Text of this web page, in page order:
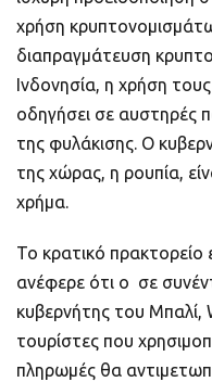
χρήση
διαπραγμάτευση
Ινδονησία, η χρήση
οδηγήσει σε αυστηρές
της φυλάκισης. Ο
της χώρας, η ρουπία,
χρήμα.
Το κρατικό
ανέφερε ότι ο σε
κυβερνήτης του Μπαλί,
τουρίστες που
πληρωμές θα